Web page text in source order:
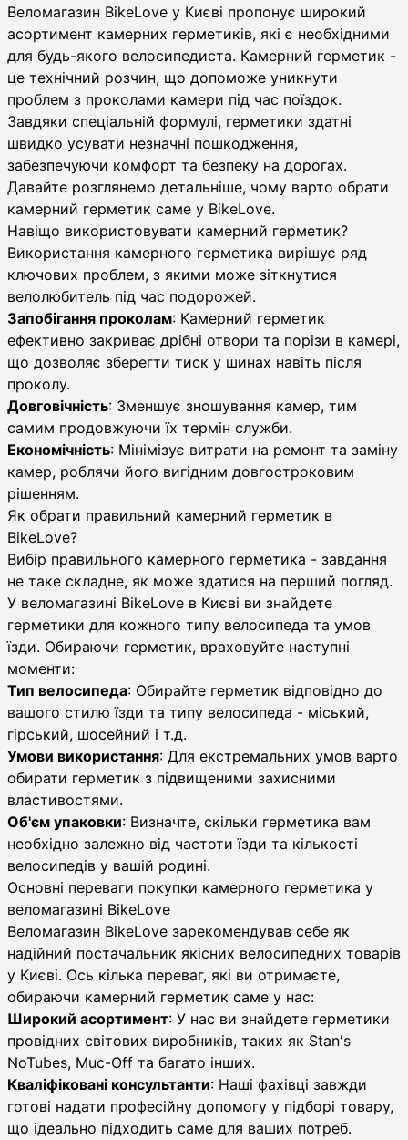
Веломагазин BikeLove у Києві пропонує широкий
асортимент камерних герметиків, які є необхідними
для будь-якого велосипедиста. Камерний герметик -
це технічний розчин, що допоможе уникнути
проблем з проколами камери під час поїздок.
Завдяки спеціальній формулі, герметики здатні
швидко усувати незначні пошкодження,
забезпечуючи комфорт та безпеку на дорогах.
Давайте розглянемо детальніше, чому варто обрати
камерний герметик саме у BikeLove.
Навіщо використовувати камерний герметик?
Використання камерного герметика вирішує ряд
ключових проблем, з якими може зіткнутися
велолюбитель під час подорожей.
Запобігання проколам: Камерний герметик
ефективно закриває дрібні отвори та порізи в камері,
що дозволяє зберегти тиск у шинах навіть після
проколу.
Довговічність: Зменшує зношування камер, тим
самим продовжуючи їх термін служби.
Економічність: Мінімізує витрати на ремонт та заміну
камер, роблячи його вигідним довгостроковим
рішенням.
Як обрати правильний камерний герметик в
BikeLove?
Вибір правильного камерного герметика - завдання
не таке складне, як може здатися на перший погляд.
У веломагазині BikeLove в Києві ви знайдете
герметики для кожного типу велосипеда та умов
їзди. Обираючи герметик, враховуйте наступні
моменти:
Тип велосипеда: Обирайте герметик відповідно до
вашого стилю їзди та типу велосипеда - міський,
гірський, шосейний і т.д.
Умови використання: Для екстремальних умов варто
обирати герметик з підвищеними захисними
властивостями.
Об'єм упаковки: Визначте, скільки герметика вам
необхідно залежно від частоти їзди та кількості
велосипедів у вашій родині.
Основні переваги покупки камерного герметика у
веломагазині BikeLove
Веломагазин BikeLove зарекомендував себе як
надійний постачальник якісних велосипедних товарів
у Києві. Ось кілька переваг, які ви отримаєте,
обираючи камерний герметик саме у нас:
Широкий асортимент: У нас ви знайдете герметики
провідних світових виробників, таких як Stan's
NoTubes, Muc-Off та багато інших.
Кваліфіковані консультанти: Наші фахівці завжди
готові надати професійну допомогу у підборі товару,
що ідеально підходить саме для ваших потреб.